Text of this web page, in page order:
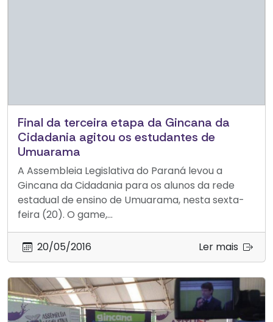
Final da terceira etapa da Gincana da
Cidadania agitou os estudantes de
Umuarama
A Assembleia Legislativa do Paraná levou a
Gincana da Cidadania para os alunos da rede
estadual de ensino de Umuarama, nesta sexta-
feira (20). O game,...
20/05/2016 Ler mais